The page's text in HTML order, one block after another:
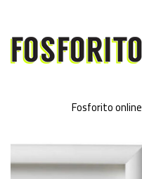
Fosforito online